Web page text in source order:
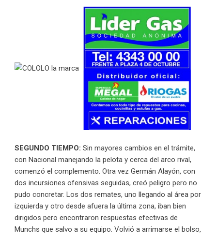
SEGUNDO TIEMPO: Sin mayores cambios en el trámite,
con Nacional manejando la pelota y cerca del arco rival,
comenzó el complemento. Otra vez Germán Alayón, con
dos incursiones ofensivas seguidas, creó peligro pero no
pudo concretar. Los dos remates, uno llegando al área por
izquierda y otro desde afuera la última zona, iban bien
dirigidos pero encontraron respuestas efectivas de
Munchs que salvo a su equipo. Volvió a arrimarse el bolso,